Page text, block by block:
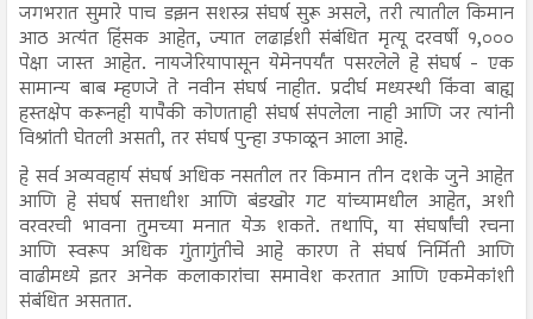
जगभरात सुमारे पाच डझन सशस्त्र संघर्ष सुरू असले, तरी त्यातील किमान
आठ अत्यंत हिंसक आहेत, ज्यात लढाईशी संबंधित मृत्यू दरवर्षी १,०००
पेक्षा जास्त आहेत. नायजेरियापासून येमेनपर्यंत पसरलेले हे संघर्ष - एक
सामान्य बाब म्हणजे ते नवीन संघर्ष नाहीत. प्रदीर्घ मध्यस्थी किंवा बाह्य
हस्तक्षेप करूनही यापैकी कोणताही संघर्ष संपलेला नाही आणि जर त्यांनी
विश्रांती घेतली असती, तर संघर्ष पुन्हा उफाळून आला आहे.
हे सर्व अव्यवहार्य संघर्ष अधिक नसतील तर किमान तीन दशके जुने आहेत
आणि हे संघर्ष सत्ताधीश आणि बंडखोर गट यांच्यामधील आहेत, अशी
वरवरची भावना तुमच्या मनात येऊ शकते. तथापि, या संघर्षांची रचना
आणि स्वरूप अधिक गुंतागुंतीचे आहे कारण ते संघर्ष निर्मिती आणि
वाढीमध्ये इतर अनेक कलाकारांचा समावेश करतात आणि एकमेकांशी
संबंधित असतात.